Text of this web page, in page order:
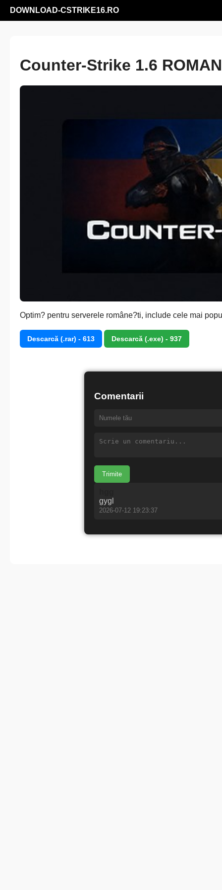
DOWNLOAD-CSTRIKE16.RO
Counter-Strike 1.6
Optim? pentru serverele române?ti, include cele mai
Descarcă (.rar) - 613 Descarcă (.exe) - 937
Comentarii
Trimite
gygl
2026-07-12 19:23:37